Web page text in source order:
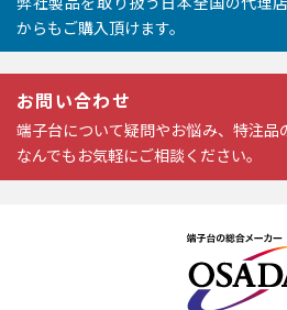
からもご購入頂けます。
お問い合わせ
端子台について疑問やお悩み、特注品
なんでもお気軽にご相談ください。